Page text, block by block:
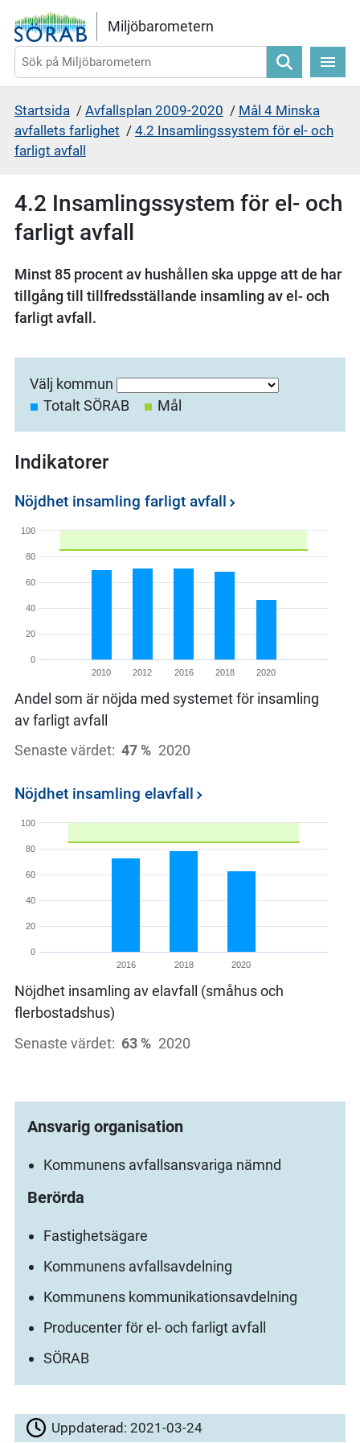
Gå direkt till sidans innehåll
Miljöbarometern
Sök
Startsida / Avfallsplan 2009-2020 / Mål 4 Minska
avfallets farlighet / 4.2 Insamlingssystem för el- och
farligt avfall
4.2 Insamlingssystem för el- och
farligt avfall
Minst 85 procent av hushållen ska uppge att de har
tillgång till tillfredsställande insamling av el- och
farligt avfall.
Välj kommun
Totalt SÖRAB
Mål
Indikatorer
2010 2012 2016 2018 2020
0
20
40
60
80
100
Nöjdhet insamling farligt avfall
Andel som är nöjda med systemet för insamling
av farligt avfall
Senaste värdet: 47 % 2020
2016 2018 2020
0
20
40
60
80
100
Nöjdhet insamling elavfall
Nöjdhet insamling av elavfall (småhus och
flerbostadshus)
Senaste värdet: 63 % 2020
Ansvarig organisation
Kommunens avfallsansvariga nämnd
Berörda
Fastighetsägare
Kommunens avfallsavdelning
Kommunens kommunikationsavdelning
Producenter för el- och farligt avfall
SÖRAB
Uppdaterad:2021-03-24